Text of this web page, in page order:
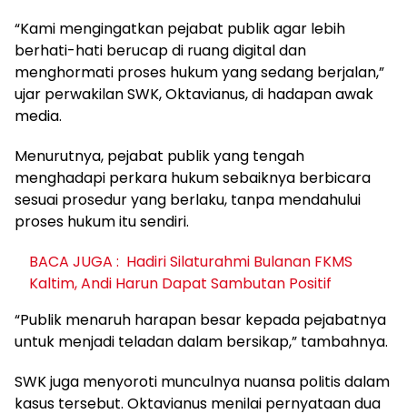
“Kami mengingatkan pejabat publik agar lebih
berhati-hati berucap di ruang digital dan
menghormati proses hukum yang sedang berjalan,”
ujar perwakilan SWK, Oktavianus, di hadapan awak
media.
Menurutnya, pejabat publik yang tengah
menghadapi perkara hukum sebaiknya berbicara
sesuai prosedur yang berlaku, tanpa mendahului
proses hukum itu sendiri.
BACA JUGA : Hadiri Silaturahmi Bulanan FKMS
Kaltim, Andi Harun Dapat Sambutan Positif
“Publik menaruh harapan besar kepada pejabatnya
untuk menjadi teladan dalam bersikap,” tambahnya.
SWK juga menyoroti munculnya nuansa politis dalam
kasus tersebut. Oktavianus menilai pernyataan dua